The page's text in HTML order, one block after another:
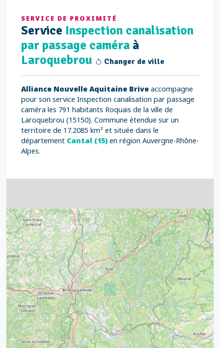
SERVICE DE PROXIMITÉ
Service Inspection canalisation
par passage caméra à
Laroquebrou
Changer de ville
Alliance Nouvelle Aquitaine Brive accompagne
pour son service Inspection canalisation par passage
caméra les 791 habitants Roquais de la ville de
Laroquebrou (15150). Commune étendue sur un
territoire de 17.2085 km² et située dans le
département Cantal (15) en région Auvergne-Rhône-
Alpes.
4
15
21
14
32
39
52 68
43